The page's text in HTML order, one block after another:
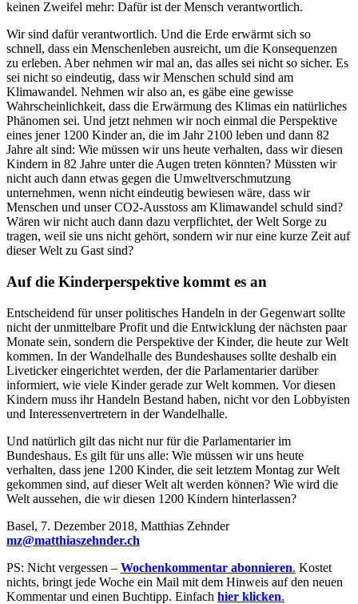
keinen Zweifel mehr: Dafür ist der Mensch verantwortlich.
Wir sind dafür verantwortlich. Und die Erde erwärmt sich so
schnell, dass ein Menschenleben ausreicht, um die Konsequenzen
zu erleben. Aber nehmen wir mal an, das alles sei nicht so sicher. Es
sei nicht so eindeutig, dass wir Menschen schuld sind am
Klimawandel. Nehmen wir also an, es gäbe eine gewisse
Wahrscheinlichkeit, dass die Erwärmung des Klimas ein natürliches
Phänomen sei. Und jetzt nehmen wir noch einmal die Perspektive
eines jener 1200 Kinder an, die im Jahr 2100 leben und dann 82
Jahre alt sind: Wie müssen wir uns heute verhalten, dass wir diesen
Kindern in 82 Jahre unter die Augen treten könnten? Müssten wir
nicht auch dann etwas gegen die Umweltverschmutzung
unternehmen, wenn nicht eindeutig bewiesen wäre, dass wir
Menschen und unser CO2-Ausstoss am Klimawandel schuld sind?
Wären wir nicht auch dann dazu verpflichtet, der Welt Sorge zu
tragen, weil sie uns nicht gehört, sondern wir nur eine kurze Zeit auf
dieser Welt zu Gast sind?
Auf die Kinderperspektive kommt es an
Entscheidend für unser politisches Handeln in der Gegenwart sollte
nicht der unmittelbare Profit und die Entwicklung der nächsten paar
Monate sein, sondern die Perspektive der Kinder, die heute zur Welt
kommen. In der Wandelhalle des Bundeshauses sollte deshalb ein
Liveticker eingerichtet werden, der die Parlamentarier darüber
informiert, wie viele Kinder gerade zur Welt kommen. Vor diesen
Kindern muss ihr Handeln Bestand haben, nicht vor den Lobbyisten
und Interessenvertretern in der Wandelhalle.
Und natürlich gilt das nicht nur für die Parlamentarier im
Bundeshaus. Es gilt für uns alle: Wie müssen wir uns heute
verhalten, dass jene 1200 Kinder, die seit letztem Montag zur Welt
gekommen sind, auf dieser Welt alt werden können? Wie wird die
Welt aussehen, die wir diesen 1200 Kindern hinterlassen?
Basel, 7. Dezember 2018, Matthias Zehnder
mz@matthiaszehnder.ch
PS: Nicht vergessen – Wochenkommentar abonnieren. Kostet
nichts, bringt jede Woche ein Mail mit dem Hinweis auf den neuen
Kommentar und einen Buchtipp. Einfach hier klicken.